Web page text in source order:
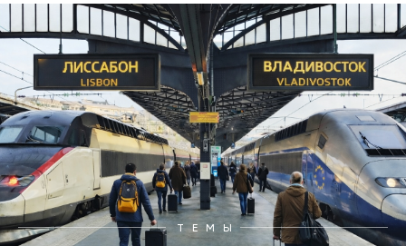
ТЕМЫ